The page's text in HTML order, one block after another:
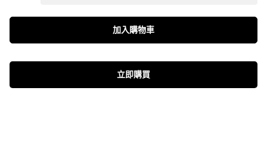
加入購物車
立即購買